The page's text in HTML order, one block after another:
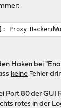
Proxy
Haken bei
keine Fehler
Port 80 der GUI
rotes in der